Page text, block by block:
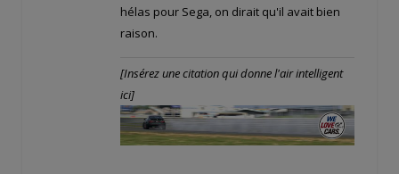
hélas pour Sega, on dirait qu'il avait bien
raison.
[Insérez une citation qui donne l'air intelligent
ici]